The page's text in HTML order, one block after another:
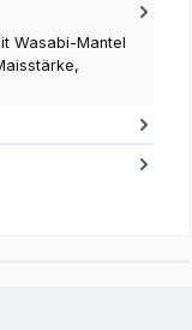
Wasabi-Mantel